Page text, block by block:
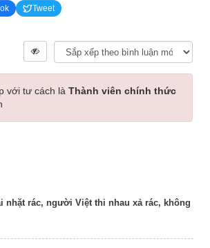
Tweet
với tư cách là Thành viên chính thức
nhặt rác, người Việt thi nhau xả rác, không